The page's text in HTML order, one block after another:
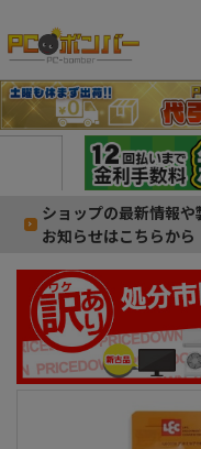
ショップの最新情報
お知らせはこちらから